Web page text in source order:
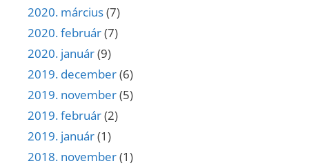
2020. március(7)
2020. február(7)
2020. január(9)
2019. december(6)
2019. november(5)
2019. február(2)
2019. január(1)
2018. november(1)